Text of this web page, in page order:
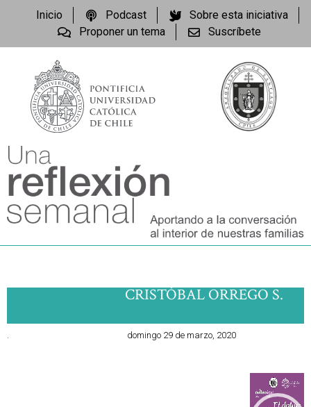
Inicio Podcast
Sobre esta iniciativa
Proponer un tema
Suscríbete
CRISTÓBAL ORREGO S.
. domingo 29 de marzo, 2020
de